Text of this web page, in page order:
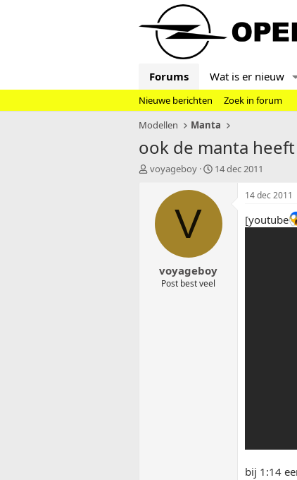
Forums Wat is er nieuw
Nieuwe berichten
Zoek in forum
Modellen
Manta
ook de manta
T
voyageboy
S
r
a
u
m
14 dec 2011
V
voyageboy
Post best veel
14 dec 2011
[youtube
bij 1:14